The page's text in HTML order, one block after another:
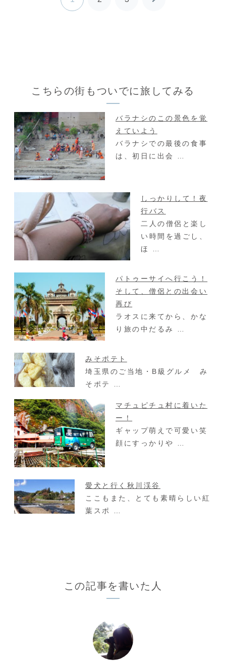
次
こちらの街もついでに旅してみる
バラナシのこの景色を覚
えていよう
バラナシでの最後の食事
は、初日に出会 …
しっかりして！夜
行バス
二人の僧侶と楽し
い時間を過ごし、
ほ …
パトゥーサイへ行こう！
そして、僧侶との出会い
再び
ラオスに来てから、かな
り旅の中だるみ …
みそポテト
埼玉県のご当地・B級グルメ み
そポテ …
マチュピチュ村に着いた
ー！
ギャップ萌えで可愛い笑
顔にすっかりや …
愛犬と行く秋川渓谷
ここもまた、とても素晴らしい紅
葉スポ …
この記事を書いた人